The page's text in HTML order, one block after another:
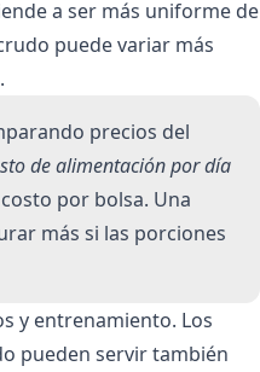
a ser más uniforme de
puede variar más
precios del
de alimentación por día
por bolsa. Una
más si las porciones
y entrenamiento. Los
pueden servir también